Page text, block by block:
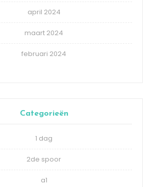
april 2024
maart 2024
februari 2024
Categorieën
1 dag
2de spoor
a1